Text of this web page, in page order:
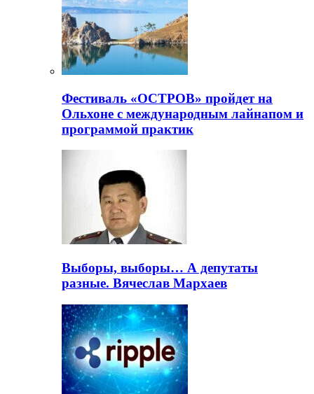
Фестиваль «ОСТРОВ» пройдет на
Ольхоне с международным лайнапом и
программой практик
Выборы, выборы… А депутаты
разные. Вячеслав Мархаев